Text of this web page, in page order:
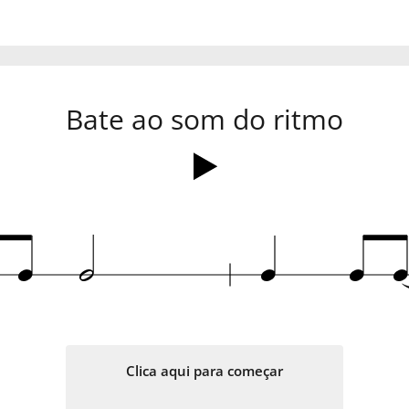
Bate ao som do ritmo
q h q q
Clica aqui para começar